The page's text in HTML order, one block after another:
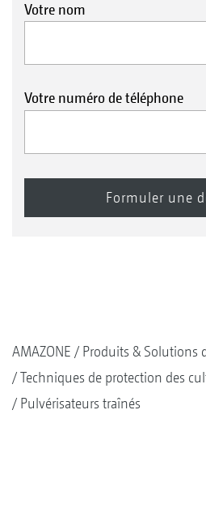
Votre nom
Votre numéro de téléphone
AMAZONE
Produits & Solutions
Techniques de protection des
Pulvérisateurs traînés